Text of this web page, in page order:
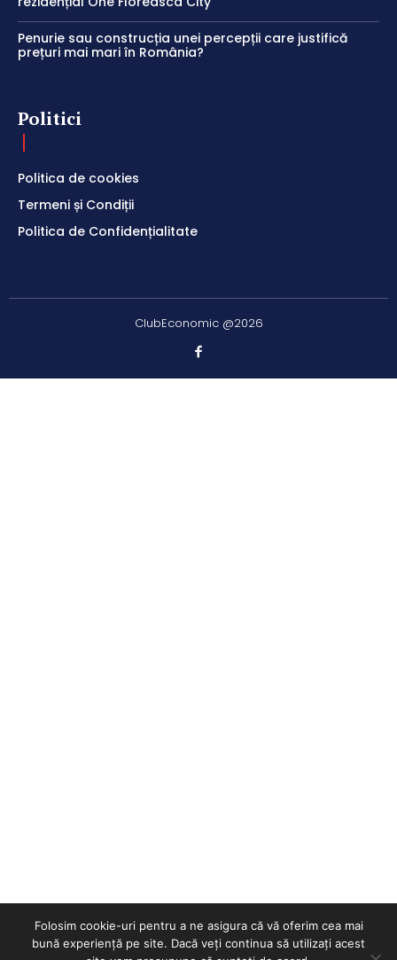
Penurie sau construcția unei percepții care justifică
prețuri mai mari în România?
Politici
Politica de cookies
Termeni și Condiții
Politica de Confidențialitate
ClubEconomic @2026
Folosim cookie-uri pentru a ne asigura că vă oferim cea mai
bună experiență pe site. Dacă veți continua să utilizați acest